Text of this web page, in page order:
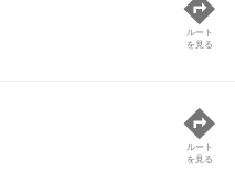
ルート
を見る
ルート
を見る